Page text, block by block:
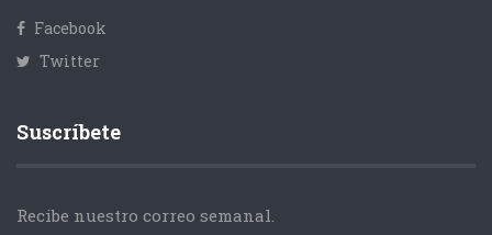
Facebook
Twitter
Suscríbete
Recibe nuestro correo semanal.